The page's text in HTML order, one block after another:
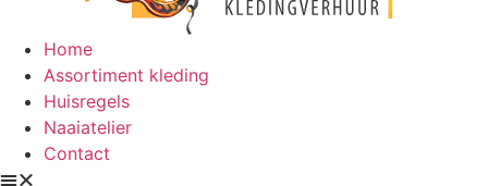
Home
Assortiment kleding
Huisregels
Naaiatelier
Contact